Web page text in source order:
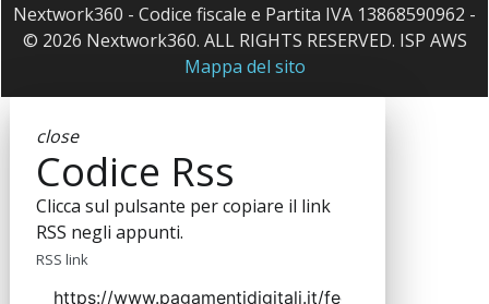
Nextwork360 - Codice fiscale e Partita IVA 13868590962 -
© 2026 Nextwork360. ALL RIGHTS RESERVED. ISP AWS
Mappa del sito
close
Codice Rss
Clicca sul pulsante per copiare il link
RSS negli appunti.
RSS link